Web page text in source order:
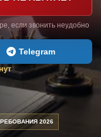
если звонить неудобно
Telegram
2026